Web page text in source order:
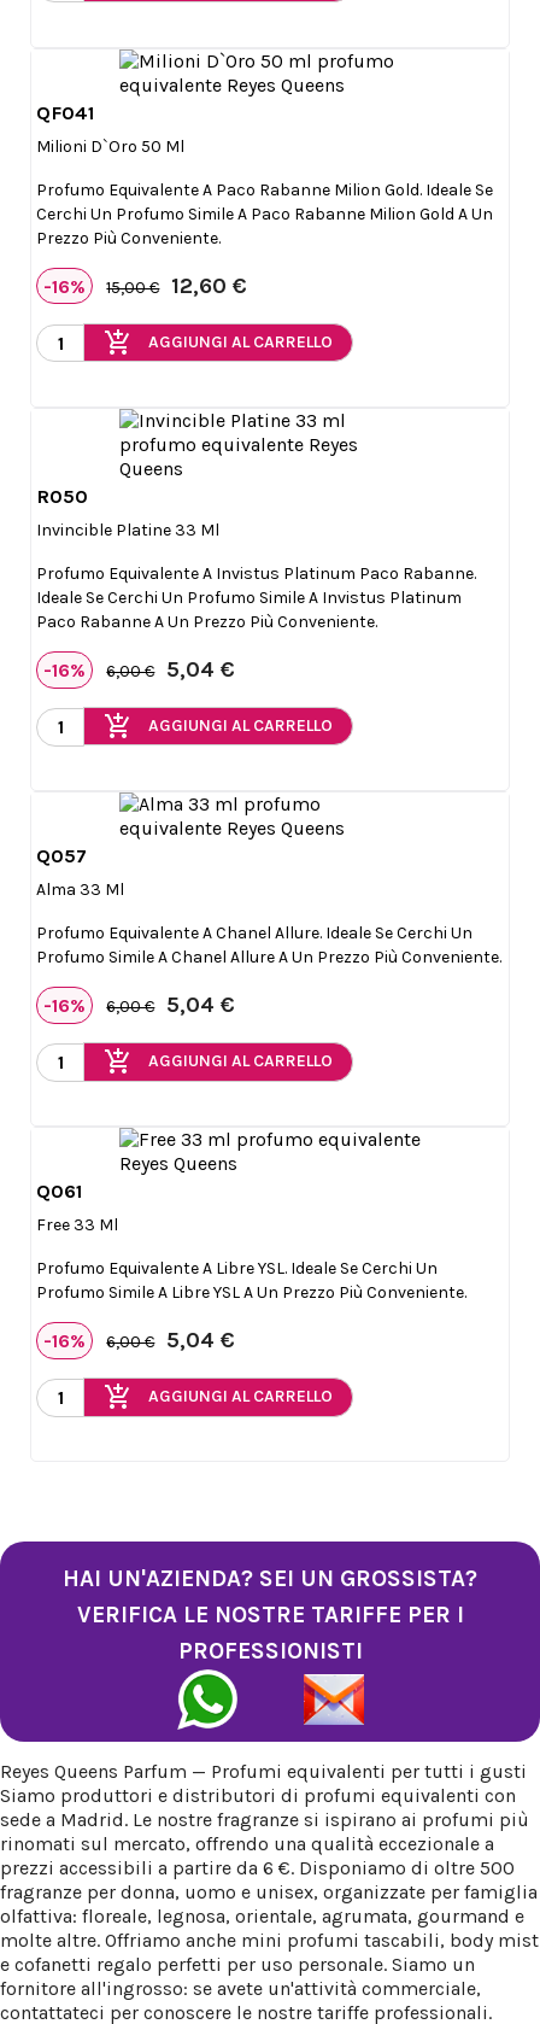
QF041
Milioni D`Oro 50 Ml
Profumo Equivalente A Paco Rabanne Milion Gold. Ideale Se
Cerchi Un Profumo Simile A Paco Rabanne Milion Gold A Un
Prezzo Più Conveniente.
-16% 15,00 € 12,60 €
add_shopping_cart AGGIUNGI AL CARRELLO
R050
Invincible Platine 33 Ml
Profumo Equivalente A Invistus Platinum Paco Rabanne.
Ideale Se Cerchi Un Profumo Simile A Invistus Platinum
Paco Rabanne A Un Prezzo Più Conveniente.
-16% 6,00 € 5,04 €
add_shopping_cart AGGIUNGI AL CARRELLO
Q057
Alma 33 Ml
Profumo Equivalente A Chanel Allure. Ideale Se Cerchi Un
Profumo Simile A Chanel Allure A Un Prezzo Più Conveniente.
-16% 6,00 € 5,04 €
add_shopping_cart AGGIUNGI AL CARRELLO
Q061
Free 33 Ml
Profumo Equivalente A Libre YSL. Ideale Se Cerchi Un
Profumo Simile A Libre YSL A Un Prezzo Più Conveniente.
-16% 6,00 € 5,04 €
add_shopping_cart AGGIUNGI AL CARRELLO
HAI UN'AZIENDA? SEI UN GROSSISTA?
VERIFICA LE NOSTRE TARIFFE PER I
PROFESSIONISTI
Reyes Queens Parfum — Profumi equivalenti per tutti i gusti
Siamo produttori e distributori di profumi equivalenti con
sede a Madrid. Le nostre fragranze si ispirano ai profumi più
rinomati sul mercato, offrendo una qualità eccezionale a
prezzi accessibili a partire da 6 €. Disponiamo di oltre 500
fragranze per donna, uomo e unisex, organizzate per famiglia
olfattiva: floreale, legnosa, orientale, agrumata, gourmand e
molte altre. Offriamo anche mini profumi tascabili, body mist
e cofanetti regalo perfetti per uso personale. Siamo un
fornitore all'ingrosso: se avete un'attività commerciale,
contattateci per conoscere le nostre tariffe professionali.